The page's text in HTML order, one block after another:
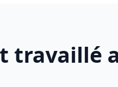
travaillé